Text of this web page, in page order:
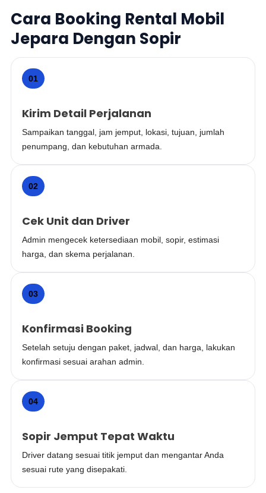
Cara Booking Rental Mobil
Jepara Dengan Sopir
01
Kirim Detail Perjalanan
Sampaikan tanggal, jam jemput, lokasi, tujuan, jumlah
penumpang, dan kebutuhan armada.
02
Cek Unit dan Driver
Admin mengecek ketersediaan mobil, sopir, estimasi
harga, dan skema perjalanan.
03
Konfirmasi Booking
Setelah setuju dengan paket, jadwal, dan harga, lakukan
konfirmasi sesuai arahan admin.
04
Sopir Jemput Tepat Waktu
Driver datang sesuai titik jemput dan mengantar Anda
sesuai rute yang disepakati.